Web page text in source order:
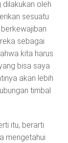
oleh
sesuatu
sebagai
kita harus
bisa saya
akan lebih
timbal
itu, berarti
mengetahui